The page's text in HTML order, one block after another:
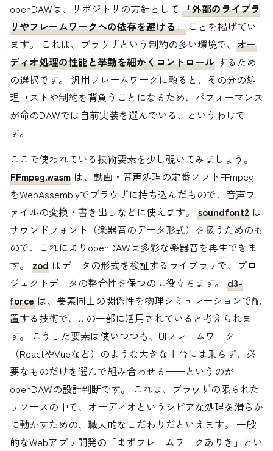
openDAWは、リポジトリの方針として 「外部のライブラ
リやフレームワークへの依存を避ける」 ことを掲げてい
ます。 これは、ブラウザという制約の多い環境で、 オー
ディオ処理の性能と挙動を細かくコントロール するため
の選択です。 汎用フレームワークに頼ると、その分の処
理コストや制約を背負うことになるため、パフォーマンス
が命のDAWでは自前実装を選んでいる、というわけで
す。
ここで使われている技術要素を少し覗いてみましょう。
FFmpeg.wasm は、動画・音声処理の定番ソフトFFmpeg
をWebAssemblyでブラウザに持ち込んだもので、音声フ
ァイルの変換・書き出しなどに使えます。 soundfont2 は
サウンドフォント（楽器音のデータ形式）を扱うためのも
ので、これによりopenDAWは多彩な楽器音を再生できま
す。 zod はデータの形式を検証するライブラリで、プロ
ジェクトデータの整合性を保つのに役立ちます。 d3-
force は、要素同士の関係性を物理シミュレーションで配
置する技術で、UIの一部に活用されていると考えられま
す。 こうした要素は使いつつも、UIフレームワーク
（ReactやVueなど）のような大きな土台には乗らず、必
要なものだけを選んで組み合わせる——というのが
openDAWの設計判断です。 これは、ブラウザの限られた
リソースの中で、オーディオというシビアな処理を滑らか
に動かすための、職人的なこだわりだといえます。 一般
的なWebアプリ開発の「まずフレームワークありき」とい